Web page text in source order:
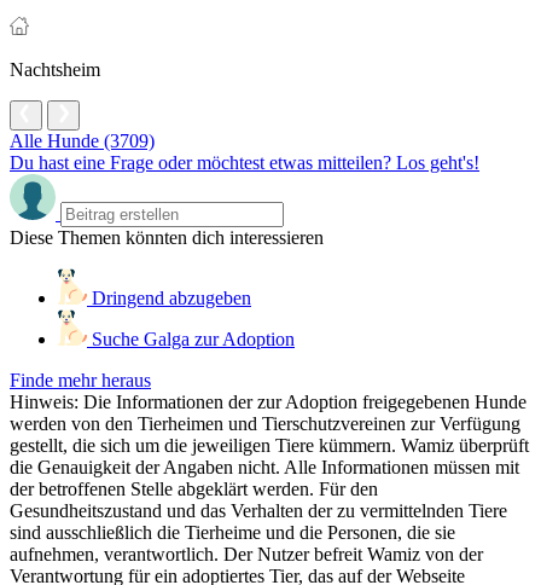
Nachtsheim
Alle Hunde (3709)
Du hast eine Frage oder möchtest etwas mitteilen? Los geht's!
Diese Themen könnten dich interessieren
Dringend abzugeben
Suche Galga zur Adoption
Finde mehr heraus
Hinweis: Die Informationen der zur Adoption freigegebenen Hunde
werden von den Tierheimen und Tierschutzvereinen zur Verfügung
gestellt, die sich um die jeweiligen Tiere kümmern. Wamiz überprüft
die Genauigkeit der Angaben nicht. Alle Informationen müssen mit
der betroffenen Stelle abgeklärt werden. Für den
Gesundheitszustand und das Verhalten der zu vermittelnden Tiere
sind ausschließlich die Tierheime und die Personen, die sie
aufnehmen, verantwortlich. Der Nutzer befreit Wamiz von der
Verantwortung für ein adoptiertes Tier, das auf der Webseite